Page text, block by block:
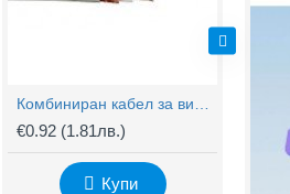
€0.92 (1.81лв.)
Купи
BNC